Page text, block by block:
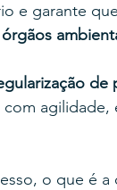
e garante
de
agilidade,
o que é a